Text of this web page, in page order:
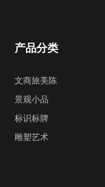
产品分类
文商旅美陈
景观小品
标识标牌
雕塑艺术